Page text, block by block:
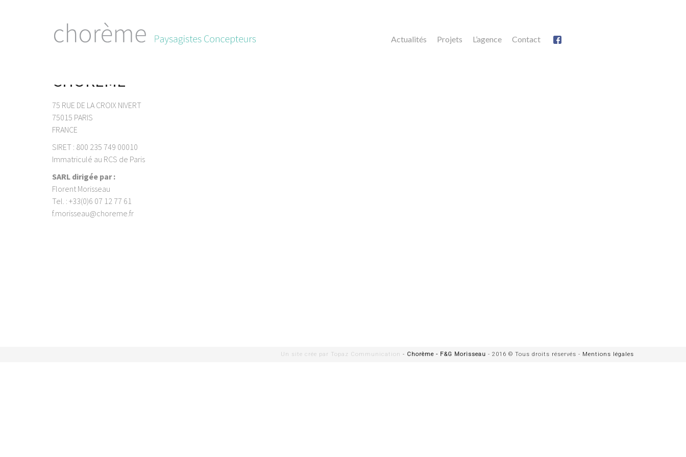
Actualités Projets L’agence Contact
CHOREME
75 RUE DE LA CROIX NIVERT
75015 PARIS
FRANCE
SIRET : 800 235 749 00010
Immatriculé au RCS de Paris
SARL dirigée par :
Florent Morisseau
Tel. : +33(0)6 07 12 77 61
f.morisseau@choreme.fr
Un site crée par Topaz Communication - Chorème - F&G Morisseau - 2016 © Tous droits réservés - Mentions légales